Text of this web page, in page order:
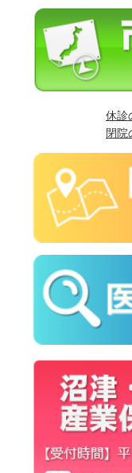
休診
閉院